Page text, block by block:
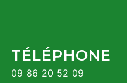
TÉLÉPHONE
09 86 20 52 09